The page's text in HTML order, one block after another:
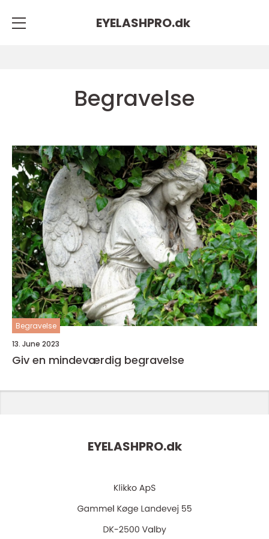
EYELASHPRO.dk
Begravelse
Begravelse
13. June 2023
Giv en mindeværdig begravelse
EYELASHPRO.dk